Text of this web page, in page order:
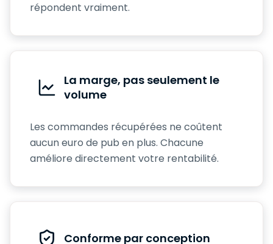
répondent vraiment.
La marge, pas seulement le
volume
Les commandes récupérées ne coûtent
aucun euro de pub en plus. Chacune
améliore directement votre rentabilité.
Conforme par conception